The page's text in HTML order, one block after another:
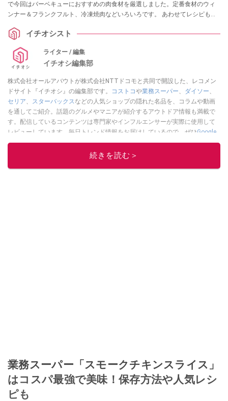
で今回はバーベキューにおすすめの肉食材を厳選しました。定番食材のウィ
ンナー＆フランクフルト、冷凍焼肉などいろいろです。 あわせてレシピも紹
イチオシスト
ライター / 編集
イチオシ編集部
株式会社オールアバウトが株式会社NTTドコモと共同で開設した、レコメン
ドサイト『イチオシ』の編集部です。
コストコや業務スーパー、 ダイソー、
セリア、 スターバックスなどの人気ショップの隠れた名品を、コラムや動画
を通してご紹介。話題のグルメやマニアが紹介するアウトドア情報も満載で
す。配信しているコンテンツは専門家やインフルエンサーが実際に使用して
レビューしています。毎日トレンド情報をお届けしているので、ぜひGoogle
ニュースでフォローしてください！
このイチオシストの他の記事を読む
続きを読む＞
業務スーパー「スモークチキンスライス」
はコスパ最強で美味！保存方法や人気レシ
ピも